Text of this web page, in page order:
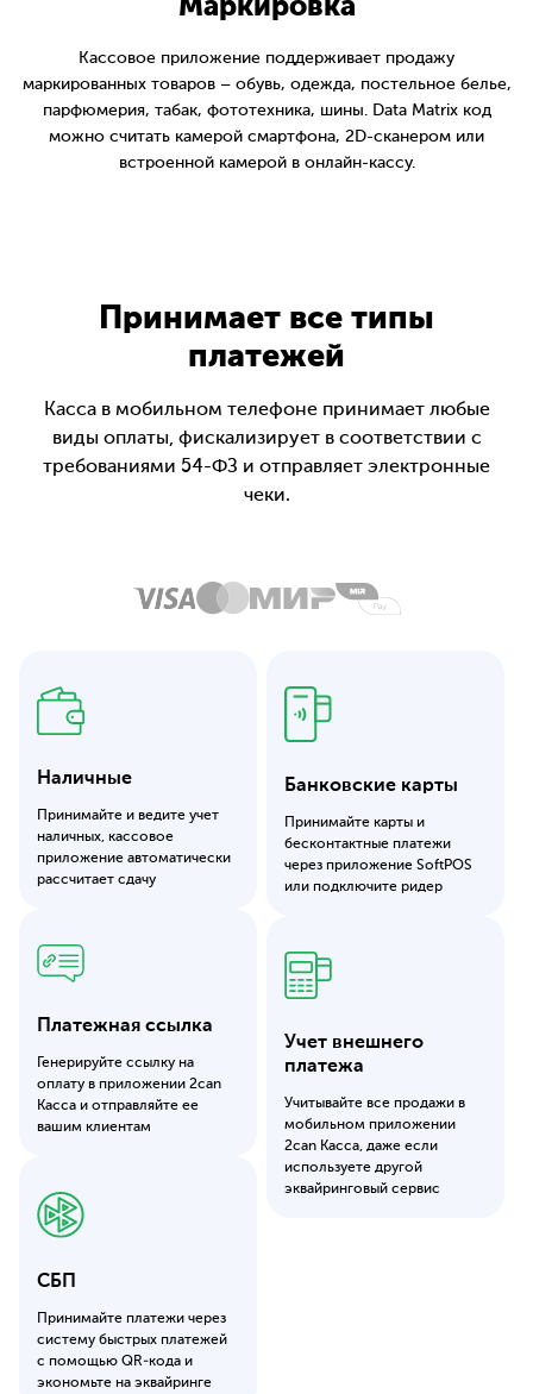
Маркировка
Кассовое приложение поддерживает продажу
маркированных товаров – обувь, одежда, постельное белье,
парфюмерия, табак, фототехника, шины. Data Matrix код
можно считать камерой смартфона, 2D-сканером или
встроенной камерой в онлайн-кассу.
Принимает все типы
платежей
Касса в мобильном телефоне принимает любые
виды оплаты, фискализирует в соответствии с
требованиями 54-ФЗ и отправляет электронные
чеки.
Наличные
Принимайте и ведите учет
наличных, кассовое
приложение автоматически
рассчитает сдачу
Банковские карты
Принимайте карты и
бесконтактные платежи
через приложение SoftPOS
или подключите ридер
Платежная ссылка
Генерируйте ссылку на
оплату в приложении 2can
Касса и отправляйте ее
вашим клиентам
Учет внешнего
платежа
Учитывайте все продажи в
мобильном приложении
2can Касса, даже если
используете другой
эквайринговый сервис
СБП
Принимайте платежи через
систему быстрых платежей
с помощью QR-кода и
экономьте на эквайринге